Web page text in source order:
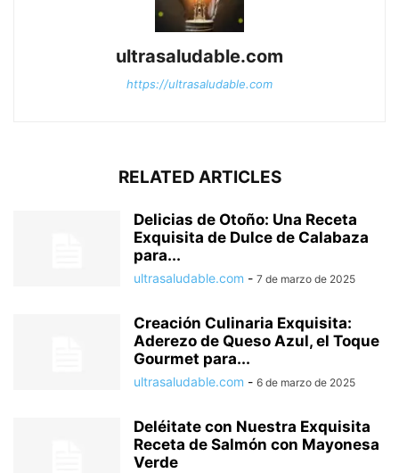
ultrasaludable.com
https://ultrasaludable.com
RELATED ARTICLES
Delicias de Otoño: Una Receta
Exquisita de Dulce de Calabaza
para...
ultrasaludable.com - 7 de marzo de 2025
Creación Culinaria Exquisita:
Aderezo de Queso Azul, el Toque
Gourmet para...
ultrasaludable.com - 6 de marzo de 2025
Deléitate con Nuestra Exquisita
Receta de Salmón con Mayonesa
Verde